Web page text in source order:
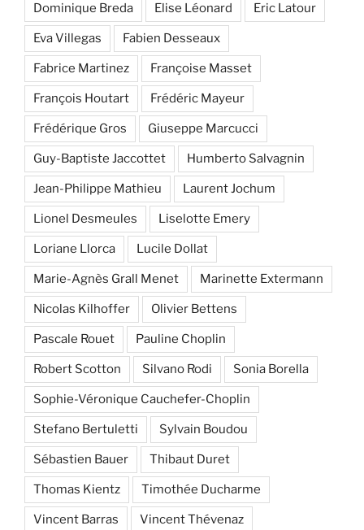
Dominique Breda Elise Léonard Eric Latour
Eva Villegas Fabien Desseaux
Fabrice Martinez Françoise Masset
François Houtart Frédéric Mayeur
Frédérique Gros Giuseppe Marcucci
Guy-Baptiste Jaccottet Humberto Salvagnin
Jean-Philippe Mathieu Laurent Jochum
Lionel Desmeules Liselotte Emery
Loriane Llorca Lucile Dollat
Marie-Agnès Grall Menet Marinette Extermann
Nicolas Kilhoffer Olivier Bettens
Pascale Rouet Pauline Choplin
Robert Scotton Silvano Rodi Sonia Borella
Sophie-Véronique Cauchefer-Choplin
Stefano Bertuletti Sylvain Boudou
Sébastien Bauer Thibaut Duret
Thomas Kientz Timothée Ducharme
Vincent Barras Vincent Thévenaz